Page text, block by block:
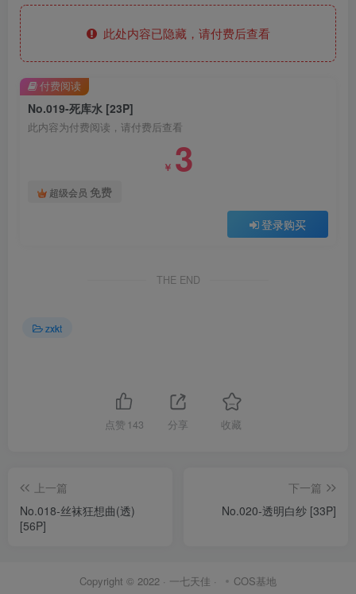
此处内容已隐藏，请付费后查看
No.019-死库水 [23P]
此内容为付费阅读，请付费后查看
￥ 3
超级会员 免费
登录购买
付费阅读
THE END
zxkt
点赞 143 分享 收藏
上一篇
No.018-丝袜狂想曲(透)
[56P]
下一篇
No.020-透明白纱 [33P]
Copyright © 2022 · 一七天佳 · COS基地